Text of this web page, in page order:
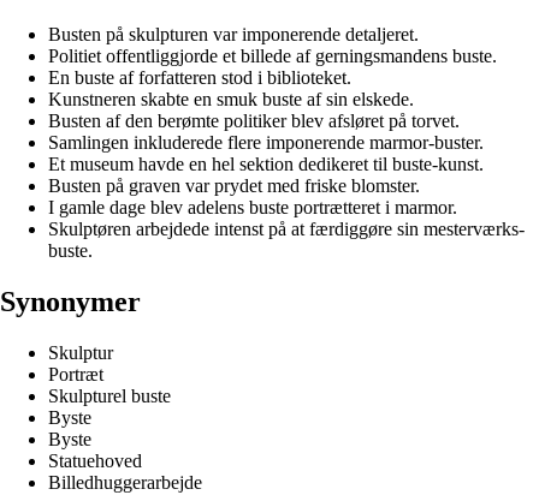
Busten på skulpturen var imponerende detaljeret.
Politiet offentliggjorde et billede af gerningsmandens buste.
En buste af forfatteren stod i biblioteket.
Kunstneren skabte en smuk buste af sin elskede.
Busten af den berømte politiker blev afsløret på torvet.
Samlingen inkluderede flere imponerende marmor-buster.
Et museum havde en hel sektion dedikeret til buste-kunst.
Busten på graven var prydet med friske blomster.
I gamle dage blev adelens buste portrætteret i marmor.
Skulptøren arbejdede intenst på at færdiggøre sin mesterværks-
buste.
Synonymer
Skulptur
Portræt
Skulpturel buste
Byste
Byste
Statuehoved
Billedhuggerarbejde